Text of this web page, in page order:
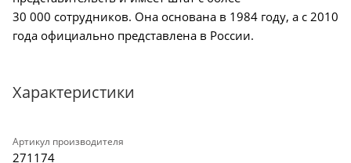
30 000 сотрудников. Она основана в 1984 году, а с 2010
года официально представлена в России.
Характеристики
Артикул производителя
271174